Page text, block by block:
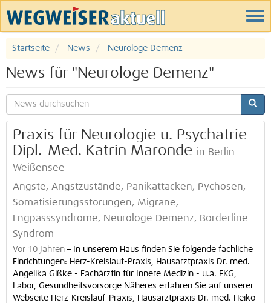
Startseite News Neurologe Demenz
News für "Neurologe Demenz"
Praxis für Neurologie u. Psychatrie
Dipl.-Med. Katrin Maronde in Berlin
Weißensee
Ängste, Angstzustände, Panikattacken, Pychosen,
Somatisierungsstörungen, Migräne,
Engpasssyndrome, Neurologe Demenz, Borderline-
Syndrom
Vor 10 Jahren – In unserem Haus finden Sie folgende fachliche
Einrichtungen: Herz-Kreislauf-Praxis, Hausarztpraxis Dr. med.
Angelika Gißke - Fachärztin für Innere Medizin - u.a. EKG,
Labor, Gesundheitsvorsorge Näheres erfahren Sie auf unserer
Webseite Herz-Kreislauf-Praxis, Hausarztpraxis Dr. med. Heiko